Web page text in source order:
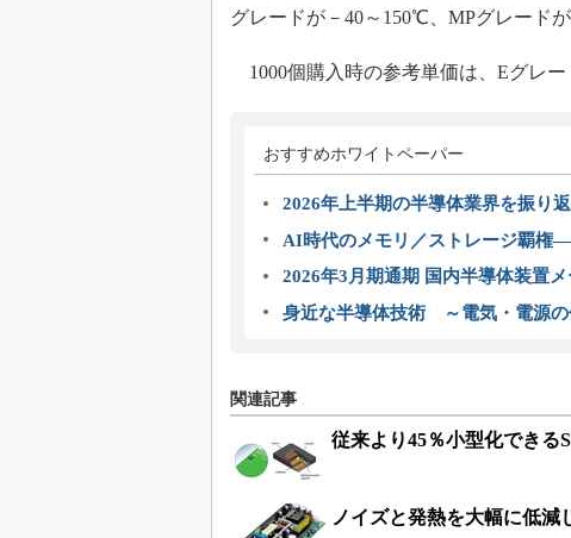
グレードが－40～150℃、MPグレード
1000個購入時の参考単価は、Eグレー
おすすめホワイトペーパー
2026年上半期の半導体業界を振り
AI時代のメモリ／ストレージ覇権
2026年3月期通期 国内半導体装置
身近な半導体技術 ～電気・電源の
関連記事
従来より45％小型化できる
ノイズと発熱を大幅に低